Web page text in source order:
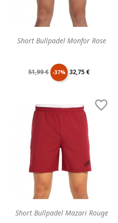
Short Bullpadel Monfor Rose
Prix
base
51,99 € -37% Prix
32,75 €
Short Bullpadel Mazari Rouge
